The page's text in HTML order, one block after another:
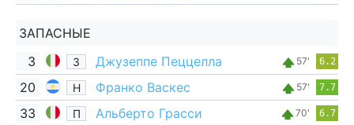
ЗАПАСНЫЕ
3
З Джузеппе Пеццелла 57' 6.2
20 Н Франко Васкес 57' 7.7
33 П Альберто Грасси 70' 6.7